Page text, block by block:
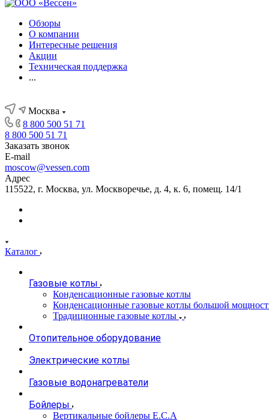
Обзоры
О компании
Интересные решения
Акции
Техническая поддержка
...
Москва
8 800 500 51 71
8 800 500 51 71
Заказать звонок
E-mail
moscow@vessen.com
Адрес
115522, г. Москва, ул. Москворечье, д. 4, к. 6, помещ. 14/1
Каталог
Газовые котлы
Конденсационные газовые котлы
Конденсационные газовые котлы большой
Традиционные газовые котлы
Отопительное оборудование
Электрические котлы
Газовые водонагреватели
Бойлеры
Вертикальные бойлеры E.C.A